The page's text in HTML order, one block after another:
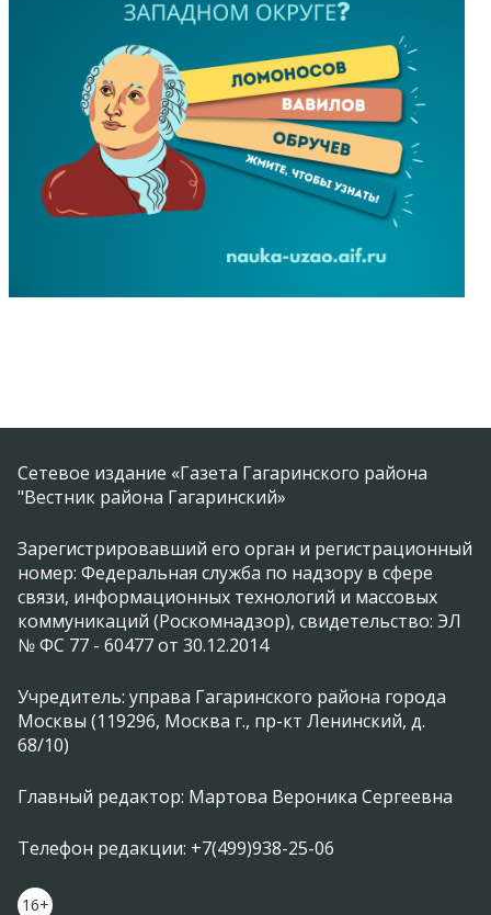
Сетевое издание «Газета Гагаринского района
"Вестник района Гагаринский»
Зарегистрировавший его орган и регистрационный
номер: Федеральная служба по надзору в сфере
связи, информационных технологий и массовых
коммуникаций (Роскомнадзор), свидетельство: ЭЛ
№ ФС 77 - 60477 от 30.12.2014
Учредитель: управа Гагаринского района города
Москвы (119296, Москва г., пр-кт Ленинский, д.
68/10)
Главный редактор: Мартова Вероника Сергеевна
Телефон редакции: +7(499)938-25-06
16+